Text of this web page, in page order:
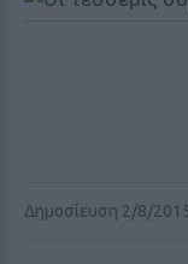
Δημοσίευση 2/8/